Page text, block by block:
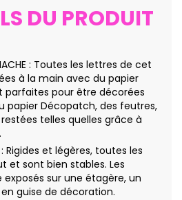
DU PRODUIT
MACHE : Toutes les lettres de cet
à la main avec du papier
parfaites pour être décorées
papier Décopatch, des feutres,
telles quelles grâce à
: Rigides et légères, toutes les
et sont bien stables. Les
sur une étagère, un
guise de décoration.